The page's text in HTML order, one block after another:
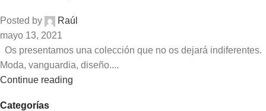
Posted by
Raúl
mayo 13, 2021
Os presentamos una colección que no os dejará indiferentes.
Moda, vanguardia, diseño....
Continue reading
Categorías